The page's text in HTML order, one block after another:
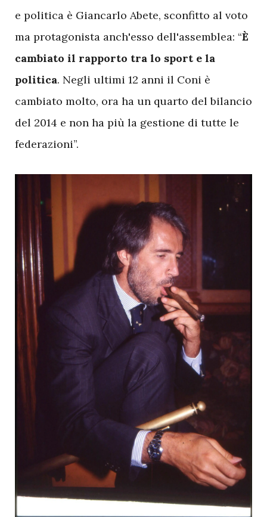
e politica è Giancarlo Abete, sconfitto al voto
ma protagonista anch'esso dell'assemblea: “È
cambiato il rapporto tra lo sport e la
politica. Negli ultimi 12 anni il Coni è
cambiato molto, ora ha un quarto del bilancio
del 2014 e non ha più la gestione di tutte le
federazioni”.